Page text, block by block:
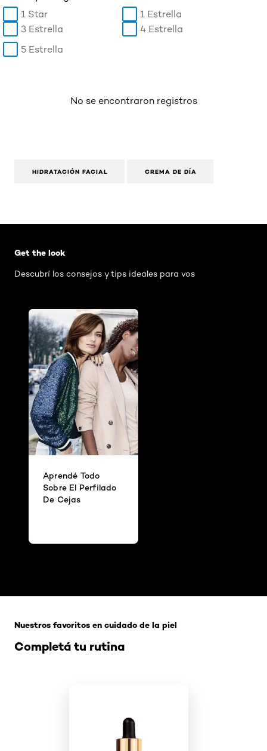
1 Star
1 Estrella
3 Estrella
4 Estrella
5 Estrella
No se encontraron registros
HIDRATACIÓN FACIAL CREMA DE DÍA
Get the look
Descubrí los consejos y tips ideales para vos
Aprendé Todo
Sobre El Perfilado
De Cejas
Completá tu rutina
Nuestros favoritos en cuidado de la piel